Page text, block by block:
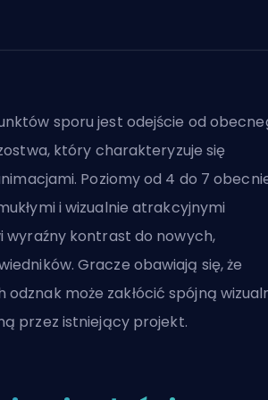
sporu jest odejście od
, który charakteryzuje się
Poziomy od 4 do 7
i wizualnie atrakcyjnymi
wyraźny kontrast do nowych,
Gracze obawiają się, że
może zakłócić spójną
przez istniejący projekt.